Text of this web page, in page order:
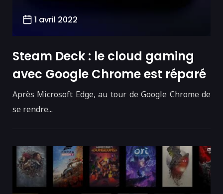
1 avril 2022
Steam Deck : le cloud gaming
avec Google Chrome est réparé
Après Microsoft Edge, au tour de Google Chrome de
se rendre...